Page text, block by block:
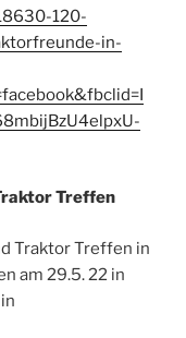
120-
in-
Treffen
Traktor Treffen in
am 29.5. 22 in